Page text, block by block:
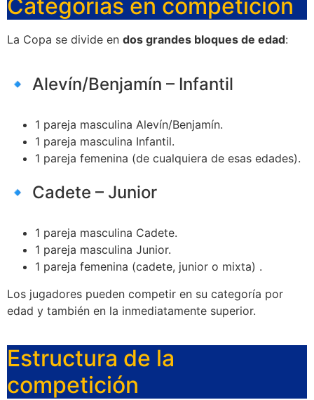
Categorías en competición
La Copa se divide en dos grandes bloques de edad:
🔹 Alevín/Benjamín – Infantil
1 pareja masculina Alevín/Benjamín.
1 pareja masculina Infantil.
1 pareja femenina (de cualquiera de esas edades).
🔹 Cadete – Junior
1 pareja masculina Cadete.
1 pareja masculina Junior.
1 pareja femenina (cadete, junior o mixta) .
Los jugadores pueden competir en su categoría por
edad y también en la inmediatamente superior.
Estructura de la
competición